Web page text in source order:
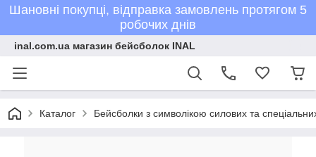
Шановні покупці, відправка замовлень протягом 5
робочих днів
inal.com.ua магазин бейсболок INAL
Каталог Бейсболки з символікою силових та